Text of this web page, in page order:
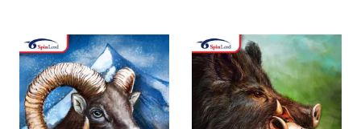
si
môžete
vybrať
na
stránke
si
vybrať
na